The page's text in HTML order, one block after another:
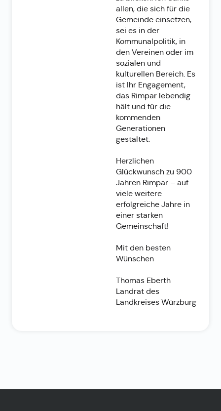
allen, die sich für die
Gemeinde einsetzen,
sei es in der
Kommunalpolitik, in
den Vereinen oder im
sozialen und
kulturellen Bereich. Es
ist Ihr Engagement,
das Rimpar lebendig
hält und für die
kommenden
Generationen
gestaltet.
Herzlichen
Glückwunsch zu 900
Jahren Rimpar – auf
viele weitere
erfolgreiche Jahre in
einer starken
Gemeinschaft!
Mit den besten
Wünschen
Thomas Eberth
Landrat des
Landkreises Würzburg